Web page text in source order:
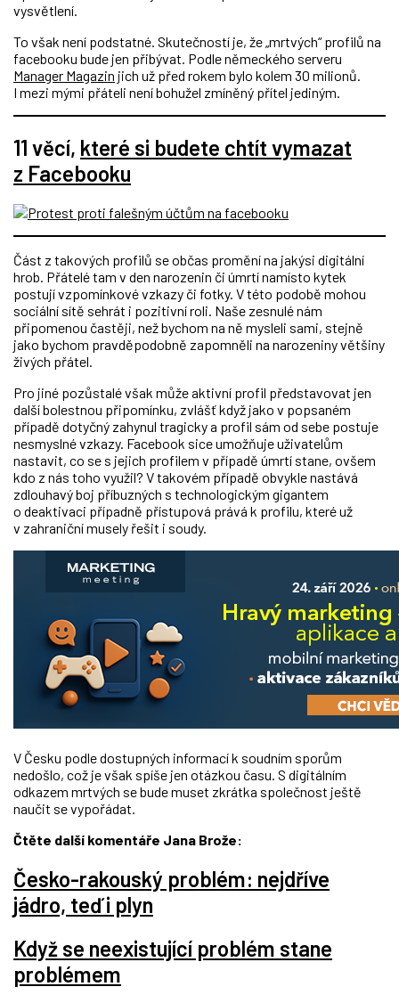
vysvětlení.
To však není podstatné. Skutečností je, že „mrtvých“ profilů na
facebooku bude jen přibývat. Podle německého serveru
Manager Magazin jich už před rokem bylo kolem 30 milionů.
I mezi mými přáteli není bohužel zmíněný přítel jediným.
11 věcí, které si budete chtít vymazat
z Facebooku
Část z takových profilů se občas promění na jakýsi digitální
hrob. Přátelé tam v den narozenin či úmrtí namísto kytek
postují vzpomínkové vzkazy či fotky. V této podobě mohou
sociální sítě sehrát i pozitivní roli. Naše zesnulé nám
připomenou častěji, než bychom na ně mysleli sami, stejně
jako bychom pravděpodobně zapomněli na narozeniny většiny
živých přátel.
Pro jiné pozůstalé však může aktivní profil představovat jen
další bolestnou připomínku, zvlášť když jako v popsaném
případě dotyčný zahynul tragicky a profil sám od sebe postuje
nesmyslné vzkazy. Facebook sice umožňuje uživatelům
nastavit, co se s jejich profilem v případě úmrtí stane, ovšem
kdo z nás toho využil? V takovém případě obvykle nastává
zdlouhavý boj příbuzných s technologickým gigantem
o deaktivaci případně přístupová prává k profilu, které už
v zahraniční musely řešit i soudy.
V Česku podle dostupných informací k soudním sporům
nedošlo, což je však spíše jen otázkou času. S digitálním
odkazem mrtvých se bude muset zkrátka společnost ještě
naučit se vypořádat.
Čtěte další komentáře Jana Brože:
Česko-rakouský problém: nejdříve
jádro, teď i plyn
Když se neexistující problém stane
problémem